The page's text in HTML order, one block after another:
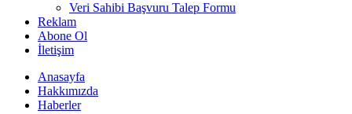
Veri Sahibi Başvuru Talep Formu
Reklam
Abone Ol
İletişim
Anasayfa
Hakkımızda
Haberler